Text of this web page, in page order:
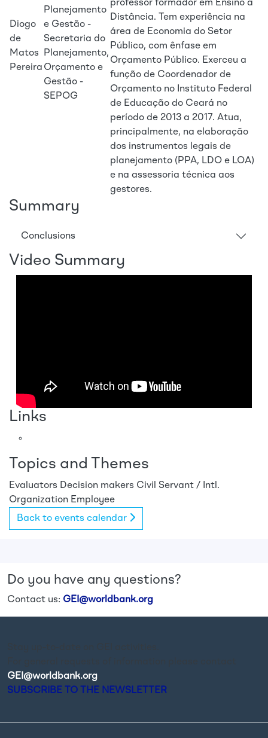
Diogo
de
Matos
Pereira
Planejamento
e Gestão -
Secretaria do
Planejamento,
Orçamento e
Gestão -
SEPOG
professor formador em Ensino a
Distância. Tem experiência na
área de Economia do Setor
Público, com ênfase em
Orçamento Público. Exerceu a
função de Coordenador de
Orçamento no Instituto Federal
de Educação do Ceará no
período de 2013 a 2017. Atua,
principalmente, na elaboração
dos instrumentos legais de
planejamento (PPA, LDO e LOA)
e na assessoria técnica aos
gestores.
Summary
Conclusions
Video Summary
Links
Topics and Themes
Evaluators Decision makers Civil Servant / Intl.
Organization Employee
Back to events calendar
Do you have any questions?
Contact us: GEI@worldbank.org
GEI@worldbank.org
SUBSCRIBE TO THE NEWSLETTER